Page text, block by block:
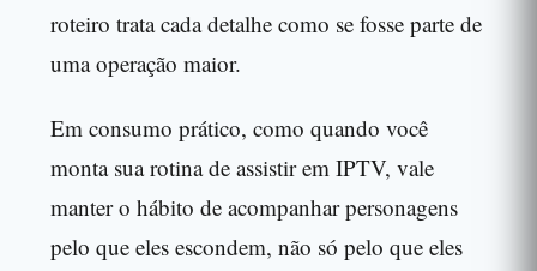
roteiro trata cada detalhe como se fosse parte de
uma operação maior.
Em consumo prático, como quando você
monta sua rotina de assistir em IPTV, vale
manter o hábito de acompanhar personagens
pelo que eles escondem, não só pelo que eles